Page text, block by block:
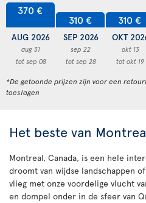
370 €
AUG 2026
aug 31
tot sep 08
310 €
SEP 2026
sep 22
tot sep 28
310 €
OKT
okt 13
tot okt 19
*De getoonde prijzen zijn voor een
toeslagen
Het beste van
Montreal, Canada, is een hele
droomt van wijdse landschappen
vlieg met onze voordelige vlucht
en dompel onder in de sfeer van